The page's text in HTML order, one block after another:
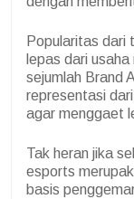
Popularitas dari
lepas dari
sejumlah Brand
representasi
agar menggaet
Tak heran jika
esports
basis